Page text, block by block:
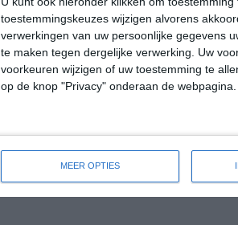
toestemmingskeuzes wijzigen alvorens
verwerkingen van uw persoonlijke gegevens
te maken tegen dergelijke verwerking. Uw
voorkeuren wijzigen of uw toestemming te
op de knop "Privacy" onderaan de webpagina.
MEER OPTIES
15:00 18:00
NNW 2 NW 2 NNW 2
bekijk de uitgebreide weersverwachting voor